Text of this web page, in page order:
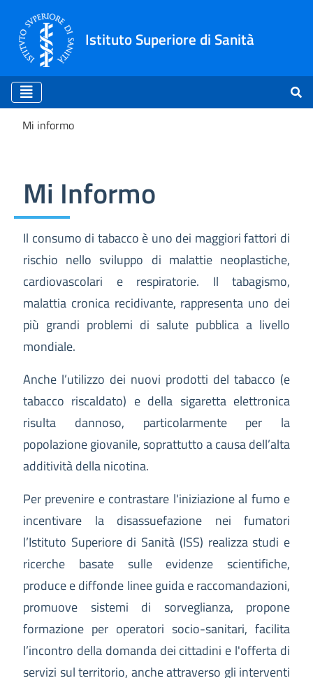
Istituto Superiore di Sanità
Mi informo
Mi Informo
Il consumo di tabacco è uno dei maggiori fattori di
rischio nello sviluppo di malattie neoplastiche,
cardiovascolari e respiratorie. Il tabagismo,
malattia cronica recidivante, rappresenta uno dei
più grandi problemi di salute pubblica a livello
mondiale.
Anche l’utilizzo dei nuovi prodotti del tabacco (e
tabacco riscaldato) e della sigaretta elettronica
risulta dannoso, particolarmente per la
popolazione giovanile, soprattutto a causa dell’alta
additività della nicotina.
Per prevenire e contrastare l'iniziazione al fumo e
incentivare la disassuefazione nei fumatori
l’Istituto Superiore di Sanità (ISS) realizza studi e
ricerche basate sulle evidenze scientifiche,
produce e diffonde linee guida e raccomandazioni,
promuove sistemi di sorveglianza, propone
formazione per operatori socio-sanitari, facilita
l’incontro della domanda dei cittadini e l'offerta di
servizi sul territorio, anche attraverso gli interventi